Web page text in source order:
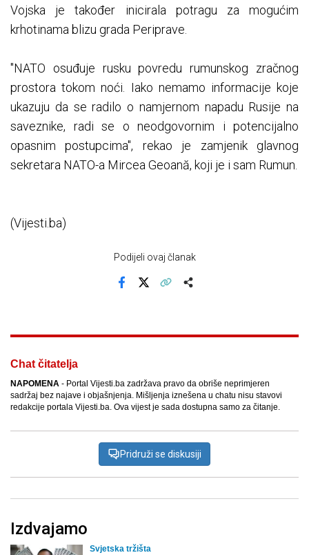
Vojska je također inicirala potragu za mogućim
krhotinama blizu grada Periprave.
"NATO osuđuje rusku povredu rumunskog zračnog
prostora tokom noći. Iako nemamo informacije koje
ukazuju da se radilo o namjernom napadu Rusije na
saveznike, radi se o neodgovornim i potencijalno
opasnim postupcima", rekao je zamjenik glavnog
sekretara NATO-a Mircea Geoană, koji je i sam Rumun.
(Vijesti.ba)
Podijeli ovaj članak
Chat čitatelja
NAPOMENA - Portal Vijesti.ba zadržava pravo da obriše neprimjeren
sadržaj bez najave i objašnjenja. Mišljenja iznešena u chatu nisu stavovi
redakcije portala Vijesti.ba. Ova vijest je sada dostupna samo za čitanje.
Pridruži se diskusiji
Izdvajamo
Svjetska tržišta